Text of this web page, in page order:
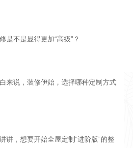
是不是显得更加“高级”？
来说，装修伊始，选择哪种定制方式
讲，想要开始全屋定制“进阶版”的整